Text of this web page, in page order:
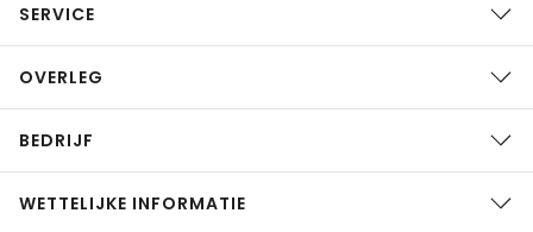
SERVICE
OVERLEG
BEDRIJF
WETTELIJKE INFORMATIE